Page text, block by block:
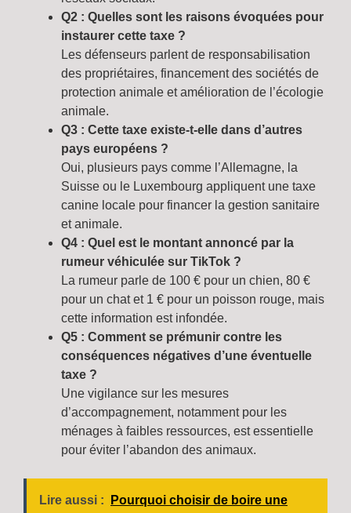
Q2 : Quelles sont les raisons évoquées pour
instaurer cette taxe ?
Les défenseurs parlent de responsabilisation
des propriétaires, financement des sociétés de
protection animale et amélioration de l’écologie
animale.
Q3 : Cette taxe existe-t-elle dans d’autres
pays européens ?
Oui, plusieurs pays comme l’Allemagne, la
Suisse ou le Luxembourg appliquent une taxe
canine locale pour financer la gestion sanitaire
et animale.
Q4 : Quel est le montant annoncé par la
rumeur véhiculée sur TikTok ?
La rumeur parle de 100 € pour un chien, 80 €
pour un chat et 1 € pour un poisson rouge, mais
cette information est infondée.
Q5 : Comment se prémunir contre les
conséquences négatives d’une éventuelle
taxe ?
Une vigilance sur les mesures
d’accompagnement, notamment pour les
ménages à faibles ressources, est essentielle
pour éviter l’abandon des animaux.
Lire aussi :
Pourquoi choisir de boire une